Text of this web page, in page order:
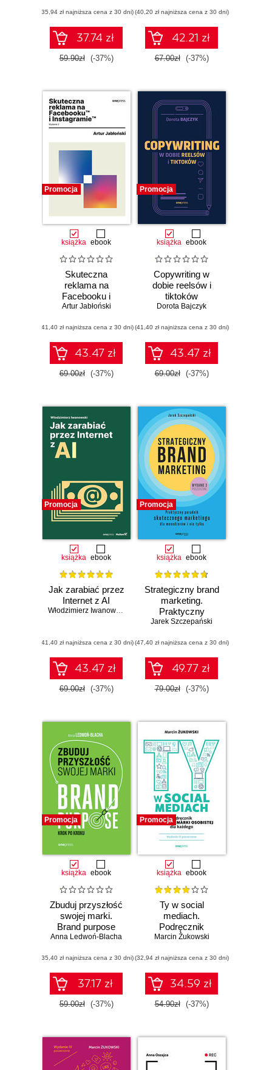
mediach
(35,94 zł najniższa cena z 30 dni)
37.74 zł
59.90zł (-37%)
Ciebie
zawodowym
wsparciem, a nie
zagrożeniem
(40,20 zł najniższa cena z 30 dni)
42.21 zł
67.00zł (-37%)
Promocja
książka ebook
Skuteczna
reklama na
Facebooku i
Instagramie.
Artur Jabłoński
(41,40 zł najniższa cena z 30 dni)
43.47 zł
69.00zł (-37%)
Promocja
książka ebook
Copywriting w
dobie reelsów i
tiktoków
Dorota Bajczyk
(41,40 zł najniższa cena z 30 dni)
43.47 zł
69.00zł (-37%)
Promocja
książka ebook
Jak zarabiać przez
Internet z AI
Włodzimierz Iwanowski
(41,40 zł najniższa cena z 30 dni)
43.47 zł
69.00zł (-37%)
Promocja
książka ebook
Strategiczny brand
marketing.
Praktyczny
poradnik
marketingu dla
menedżerów i nie
tylko. Wydanie III
poszerzone
Jarek Szczepański
(47,40 zł najniższa cena z 30 dni)
49.77 zł
79.00zł (-37%)
Promocja
książka ebook
Zbuduj przyszłość
swojej marki.
Brand purpose
krok po kroku
Anna Ledwoń-Blacha
(35,40 zł najniższa cena z 30 dni)
37.17 zł
59.00zł (-37%)
Promocja
książka ebook
Ty w social
mediach.
Podręcznik
budowania marki
każdego. Wydanie
III poszerzone
Marcin Żukowski
(32,94 zł najniższa cena z 30 dni)
34.59 zł
54.90zł (-37%)